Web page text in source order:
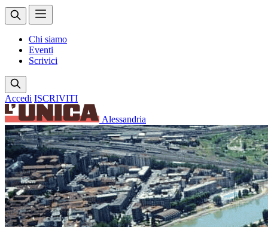
Chi siamo
Eventi
Scrivici
Accedi ISCRIVITI
Alessandria